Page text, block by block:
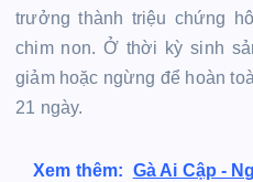
trưởng thành triệu chứng
chim non. Ở thời kỳ sinh
giảm hoặc ngừng để hoàn
21 ngày.
Xem thêm: Gà Ai Cập -